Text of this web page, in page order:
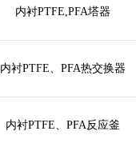
内衬PTFE,PFA塔器
内衬PTFE、PFA热交换器
内衬PTFE、PFA反应釜